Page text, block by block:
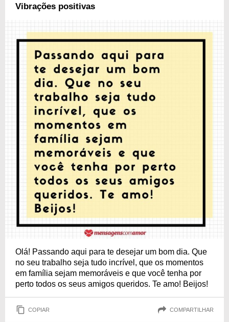
Vibrações positivas
Olá! Passando aqui para te desejar um bom dia. Que
no seu trabalho seja tudo incrível, que os momentos
em família sejam memoráveis e que você tenha por
perto todos os seus amigos queridos. Te amo! Beijos!
COPIAR COMPARTILHAR